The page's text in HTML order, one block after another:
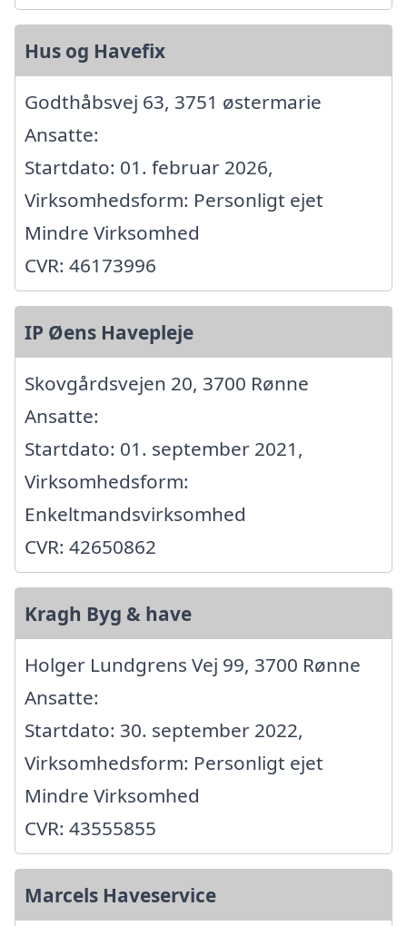
Hus og Havefix
Godthåbsvej 63, 3751 østermarie
Ansatte:
Startdato: 01. februar 2026,
Virksomhedsform: Personligt ejet
Mindre Virksomhed
CVR: 46173996
IP Øens Havepleje
Skovgårdsvejen 20, 3700 Rønne
Ansatte:
Startdato: 01. september 2021,
Virksomhedsform:
Enkeltmandsvirksomhed
CVR: 42650862
Kragh Byg & have
Holger Lundgrens Vej 99, 3700 Rønne
Ansatte:
Startdato: 30. september 2022,
Virksomhedsform: Personligt ejet
Mindre Virksomhed
CVR: 43555855
Marcels Haveservice